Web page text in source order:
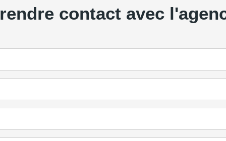
contact avec